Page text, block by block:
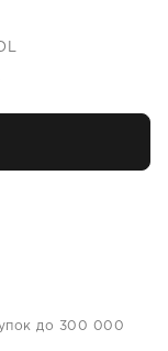
до 300 000